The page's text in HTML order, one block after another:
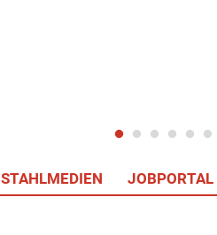
STAHLMEDIEN JOBPORTAL